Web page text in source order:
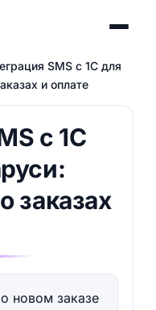
SMS с 1С для
и оплате
с 1С
заказах
новом заказе